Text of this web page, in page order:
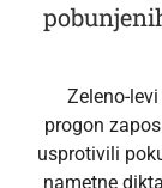
Zeleno-
progon
usprotivili
nametne